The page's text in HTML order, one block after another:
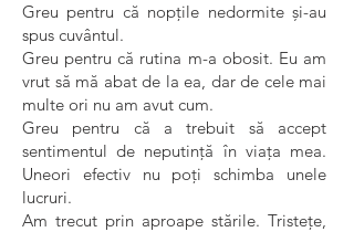
Greu pentru că nopțile nedormite şi-au
spus cuvântul.
Greu pentru că rutina m-a obosit. Eu am
vrut să mă abat de la ea, dar de cele mai
multe ori nu am avut cum.
Greu pentru că a trebuit să accept
sentimentul de neputință în viața mea.
Uneori efectiv nu poți schimba unele
lucruri.
Am trecut prin aproape stările. Tristețe,